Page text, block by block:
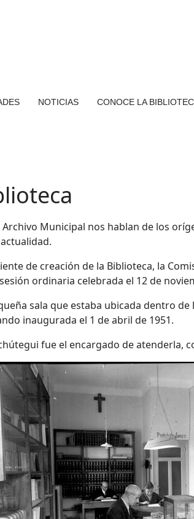
NOTICIAS CONOCE LA
Municipal nos hablan de los
de creación de la Biblioteca, la
ordinaria celebrada el 12 de
sala que estaba ubicada dentro
inaugurada el 1 de abril de 1951.
fue el encargado de atenderla,